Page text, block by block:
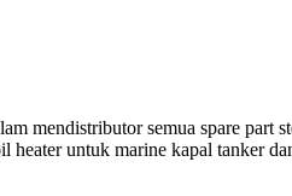
mendistributor semua spare
untuk marine kapal tanker